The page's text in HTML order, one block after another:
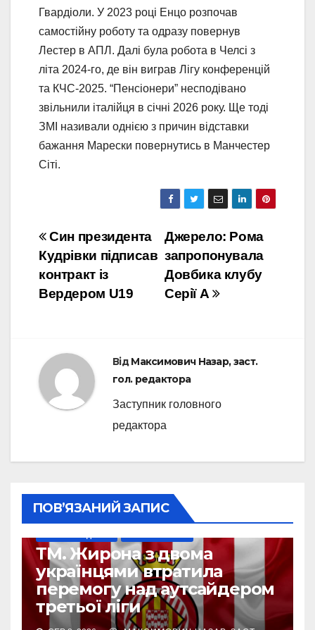
Гвардіоли. У 2023 році Енцо розпочав
самостійну роботу та одразу повернув
Лестер в АПЛ. Далі була робота в Челсі з
літа 2024-го, де він виграв Лігу конференцій
та КЧС-2025. “Пенсіонери” несподівано
звільнили італійця в січні 2026 року. Ще тоді
ЗМІ називали однією з причин відставки
бажання Марески повернутись в Манчестер
Сіті.
Навігація
записів
Джерело: Рома
запропонувала
Довбика клубу
Серії А
Син президента
Кудрівки підписав
контракт із
Вердером U19
ВідМаксимович Назар, заст.
гол. редактора
Заступник головного
редактора
ПОВ’ЯЗАНИЙ ЗАПИС
ТМ. Жирона з двома
українцями втратила
перемогу над аутсайдером
третьої ліги